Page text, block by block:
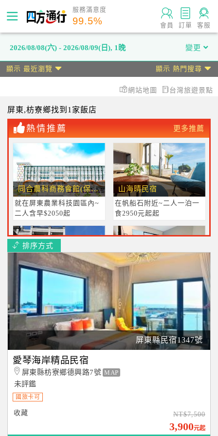
服務滿意度
99.5% 會員 訂單 客服
2026/08/08(六) - 2026/08/09(日), 1晚 變更
顯示 最近瀏覽 顯示 熱門搜尋
網站地圖 台灣旅遊景點
屏東,枋寮鄉找到1家飯店
熱情推薦 更多推薦
同合農科商務會館(保證有車位)
就在屏東農業科技園區內~
二人含早$2050起
山海晴民宿
在帆船石附近~二人一泊一
食2950元起起
風海山會館
慢遊恆春小鎮~二人住宿
2050元起
墾丁上好旅店
就在墾丁大街上~二人住宿
2000元起
排序方式
屏東縣民宿1347號
愛琴海岸精品民宿
屏東縣枋寮鄉德興路7號 MAP
未評鑑
國旅卡可
收藏 NT$7,500
3,900元起